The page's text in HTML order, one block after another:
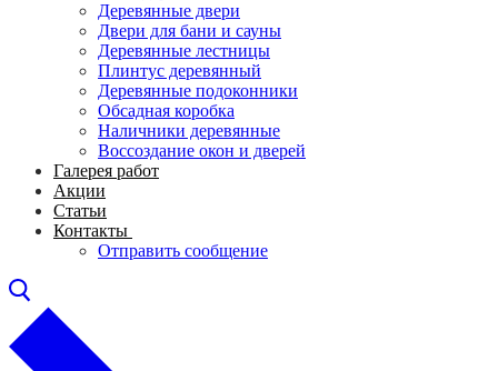
Деревянные двери
Двери для бани и сауны
Деревянные лестницы
Плинтус деревянный
Деревянные подоконники
Обсадная коробка
Наличники деревянные
Воссоздание окон и дверей
Галерея работ
Акции
Статьи
Контакты
Отправить сообщение